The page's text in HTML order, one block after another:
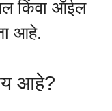
किंवा ऑईल
आहे.
आहे?